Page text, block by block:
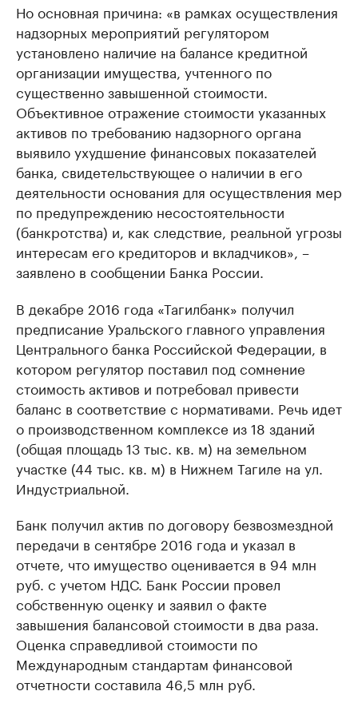
Но основная причина: «в рамках осуществления
надзорных мероприятий регулятором
установлено наличие на балансе кредитной
организации имущества, учтенного по
существенно завышенной стоимости.
Объективное отражение стоимости указанных
активов по требованию надзорного органа
выявило ухудшение финансовых показателей
банка, свидетельствующее о наличии в его
деятельности основания для осуществления мер
по предупреждению несостоятельности
(банкротства) и, как следствие, реальной угрозы
интересам его кредиторов и вкладчиков», –
заявлено в сообщении Банка России.
В декабре 2016 года «Тагилбанк» получил
предписание Уральского главного управления
Центрального банка Российской Федерации, в
котором регулятор поставил под сомнение
стоимость активов и потребовал привести
баланс в соответствие с нормативами. Речь идет
о производственном комплексе из 18 зданий
(общая площадь 13 тыс. кв. м) на земельном
участке (44 тыс. кв. м) в Нижнем Тагиле на ул.
Индустриальной.
Банк получил актив по договору безвозмездной
передачи в сентябре 2016 года и указал в
отчете, что имущество оценивается в 94 млн
руб. с учетом НДС. Банк России провел
собственную оценку и заявил о факте
завышения балансовой стоимости в два раза.
Оценка справедливой стоимости по
Международным стандартам финансовой
отчетности составила 46,5 млн руб.